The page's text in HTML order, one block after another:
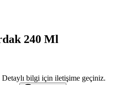
240 Ml
bilgi için iletişime geçiniz.